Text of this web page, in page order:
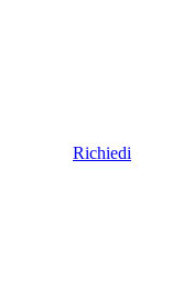
Richiedi